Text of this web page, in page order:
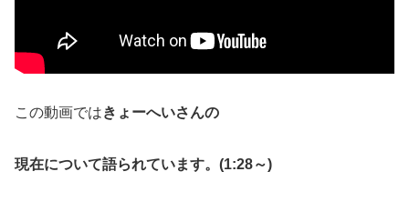
この動画ではきょーへいさんの
現在について語られています。(1:28～)